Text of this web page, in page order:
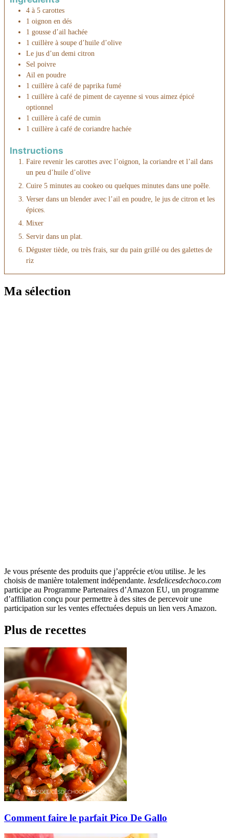
4 à 5 carottes
1 oignon en dés
1 gousse d’ail hachée
1 cuillère à soupe d’huile d’olive
Le jus d’un demi citron
Sel poivre
Ail en poudre
1 cuillère à café de paprika fumé
1 cuillère à café de piment de cayenne si vous aimez épicé
optionnel
1 cuillère à café de cumin
1 cuillère à café de coriandre hachée
Instructions
Faire revenir les carottes avec l’oignon, la coriandre et l’ail dans
un peu d’huile d’olive
Cuire 5 minutes au cookeo ou quelques minutes dans une poêle.
Verser dans un blender avec l’ail en poudre, le jus de citron et les
épices.
Mixer
Servir dans un plat.
Déguster tiède, ou très frais, sur du pain grillé ou des galettes de
riz
Ma sélection
Je vous présente des produits que j’apprécie et/ou utilise. Je les
choisis de manière totalement indépendante. lesdelicesdechoco.com
participe au Programme Partenaires d’Amazon EU, un programme
d’affiliation conçu pour permettre à des sites de percevoir une
participation sur les ventes effectuées depuis un lien vers Amazon.
Plus de recettes
Comment faire le parfait Pico De Gallo